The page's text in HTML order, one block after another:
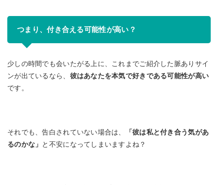
つまり、付き合える可能性が高い？
少しの時間でも会いたがる上に、これまでご紹介した脈ありサイ
ンが出ているなら、 彼はあなたを本気で好きである可能性が高い
です。
それでも、告白されていない場合は、
「彼は私と付き合う気があ
るのかな」 と不安になってしまいますよね？